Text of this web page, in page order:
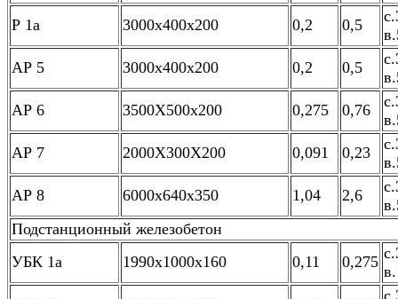
Р 1а
3000х400х200 0,2 0,5
АР 5
3000х400х200 0,2 0,5
АР 6
3500Х500х200 0,275 0,76
АР 7
2000Х300Х200 0,091 0,23
АР 8
6000х640х350 1,04 2,6
Подстанционный железобетон
УБК 1а
1990х1000х160 0,11 0,275